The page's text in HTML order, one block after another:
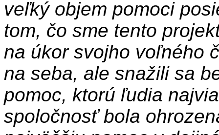
veľký objem pomoci
tom, čo sme tento
na úkor svojho voľného
na seba, ale snažili sa
pomoc, ktorú ľudia
spoločnosť bola